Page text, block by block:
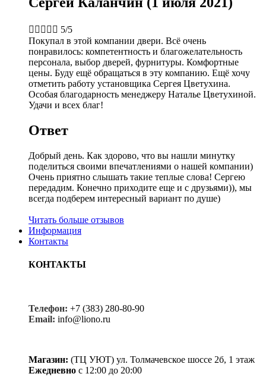
     5/5
Покупал в этой компании двери. Всё очень
понравилось: компетентность и благожелательность
персонала, выбор дверей, фурнитуры. Комфортные
цены. Буду ещё обращаться в эту компанию. Ещё хочу
отметить работу установщика Сергея Цветухина.
Особая благодарность менеджеру Наталье Цветухиной.
Удачи и всех благ!
Ответ
Добрый день. Как здорово, что вы нашли минутку
поделиться своими впечатлениями о нашей компании)
Очень приятно слышать такие теплые слова! Сергею
передадим. Конечно приходите еще и с друзьями)), мы
всегда подберем интересный вариант по душе)
Читать больше отзывов
Информация
Контакты
КОНТАКТЫ
Телефон: +7 (383) 280-80-90
Email: info@liono.ru
Магазин: (ТЦ УЮТ) ул. Толмачевское шоссе 2б, 1 этаж
Ежедневно с 12:00 до 20:00